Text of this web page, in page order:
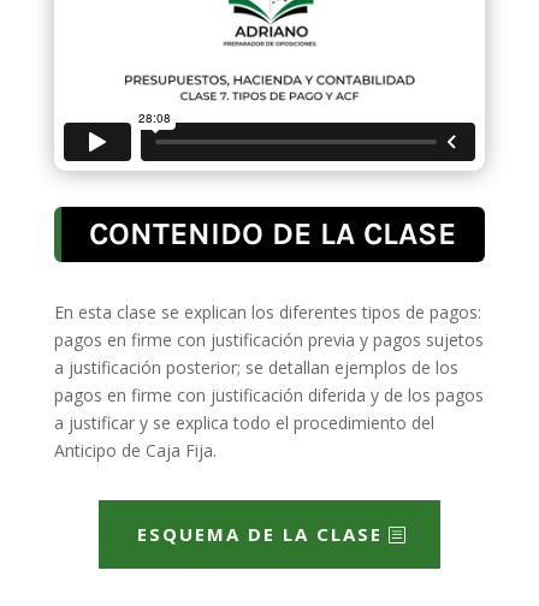
CONTENIDO DE LA CLASE
En esta clase se explican los diferentes tipos de pagos:
pagos en firme con justificación previa y pagos sujetos
a justificación posterior; se detallan ejemplos de los
pagos en firme con justificación diferida y de los pagos
a justificar y se explica todo el procedimiento del
Anticipo de Caja Fija.
ESQUEMA DE LA CLASE